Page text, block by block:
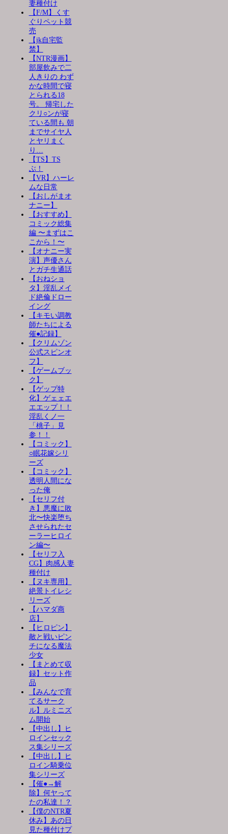
妻種付け
【F/M】くす
ぐりペット競
売
【jk自宅監
禁】
【NTR漫画】
部屋飲みで二
人きりの わず
かな時間で寝
とられる18
号。 帰宅した
クリ○ンが寝
ている間も 朝
までサイヤ人
とヤリまく
り…
【TS】TS
ぶ！
【VR】ハーレ
ムな日常
【おしがまオ
ナニー】
【おすすめ】
コミック総集
編 〜まずはこ
こから！〜
【オナニー実
演】声優さん
とガチ生通話
【おねショ
タ】淫乱メイ
ド絶倫ドロー
イング
【キモい調教
師たちによる
催●記録】
【クリムゾン
公式スピンオ
フ】
【ゲームブッ
ク】
【ゲップ特
化】ゲェェエ
エエップ！！
淫乱くノ一
「桃子」見
参！！
【コミック】
○眠花嫁シリ
ーズ
【コミック】
透明人間にな
った俺
【セリフ付
き】悪魔に敗
北〜快楽堕ち
させられたセ
ーラーヒロイ
ン編〜
【セリフ入
CG】肉感人妻
種付け
【ヌキ専用】
絶景トイレシ
リーズ
【ハマダ商
店】
【ヒロピン】
敵と戦いピン
チになる魔法
少女
【まとめて収
録】セット作
品
【みんなで育
てるサーク
ル】ルミニズ
ム開始
【中出し】ヒ
ロインセック
ス集シリーズ
【中出し】ヒ
ロイン騎乗位
集シリーズ
【催●→解
除】何ヤって
たの私達！？
【僕のNTR夏
休み】あの日
見た種付けプ